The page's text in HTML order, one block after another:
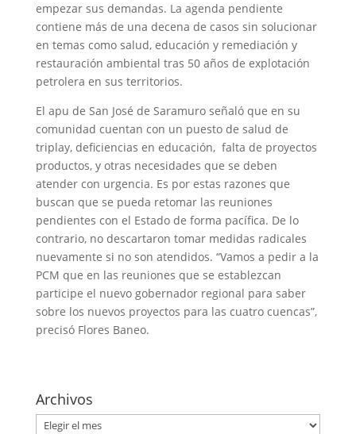
empezar sus demandas. La agenda pendiente
contiene más de una decena de casos sin solucionar
en temas como salud, educación y remediación y
restauración ambiental tras 50 años de explotación
petrolera en sus territorios.
El apu de San José de Saramuro señaló que en su
comunidad cuentan con un puesto de salud de
triplay, deficiencias en educación, falta de proyectos
productos, y otras necesidades que se deben
atender con urgencia. Es por estas razones que
buscan que se pueda retomar las reuniones
pendientes con el Estado de forma pacífica. De lo
contrario, no descartaron tomar medidas radicales
nuevamente si no son atendidos. “Vamos a pedir a la
PCM que en las reuniones que se establezcan
participe el nuevo gobernador regional para saber
sobre los nuevos proyectos para las cuatro cuencas”,
precisó Flores Baneo.
Archivos
Archivos